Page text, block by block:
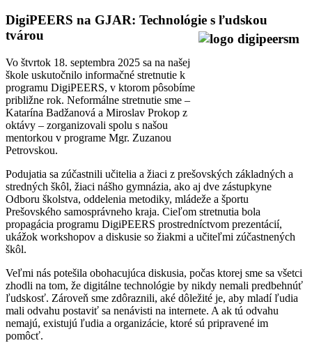
DigiPEERS na GJAR: Technológie s ľudskou
tvárou
Vo štvrtok 18. septembra 2025 sa na našej
škole uskutočnilo informačné stretnutie k
programu DigiPEERS, v ktorom pôsobíme
približne rok. Neformálne stretnutie sme –
Katarína Badžanová a Miroslav Prokop z
oktávy – zorganizovali spolu s našou
mentorkou v programe Mgr. Zuzanou
Petrovskou.
Podujatia sa zúčastnili učitelia a žiaci z prešovských základných a
stredných škôl, žiaci nášho gymnázia, ako aj dve zástupkyne
Odboru školstva, oddelenia metodiky, mládeže a športu
Prešovského samosprávneho kraja. Cieľom stretnutia bola
propagácia programu DigiPEERS prostredníctvom prezentácií,
ukážok workshopov a diskusie so žiakmi a učiteľmi zúčastnených
škôl.
Veľmi nás potešila obohacujúca diskusia, počas ktorej sme sa všetci
zhodli na tom, že digitálne technológie by nikdy nemali predbehnúť
ľudskosť. Zároveň sme zdôraznili, aké dôležité je, aby mladí ľudia
mali odvahu postaviť sa nenávisti na internete. A ak tú odvahu
nemajú, existujú ľudia a organizácie, ktoré sú pripravené im
pomôcť.